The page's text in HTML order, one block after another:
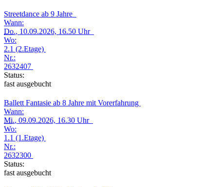
Streetdance ab 9 Jahre
Wann:
Do., 10.09.2026, 16.50 Uhr
Wo:
2.1 (2.Etage)
Nr.:
2632407
Status:
fast ausgebucht
Ballett Fantasie ab 8 Jahre mit Vorerfahrung
Wann:
Mi., 09.09.2026, 16.30 Uhr
Wo:
1.1 (1.Etage)
Nr.:
2632300
Status:
fast ausgebucht